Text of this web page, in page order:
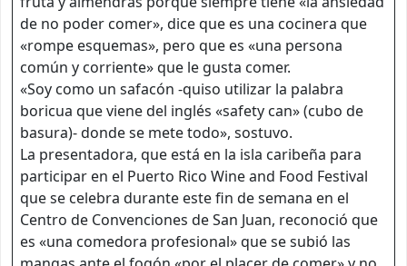
de no poder comer», dice que es una cocinera que
«rompe esquemas», pero que es «una persona
común y corriente» que le gusta comer.
«Soy como un safacón -quiso utilizar la palabra
boricua que viene del inglés «safety can» (cubo de
basura)- donde se mete todo», sostuvo.
La presentadora, que está en la isla caribeña para
participar en el Puerto Rico Wine and Food Festival
que se celebra durante este fin de semana en el
Centro de Convenciones de San Juan, reconoció que
es «una comedora profesional» que se subió las